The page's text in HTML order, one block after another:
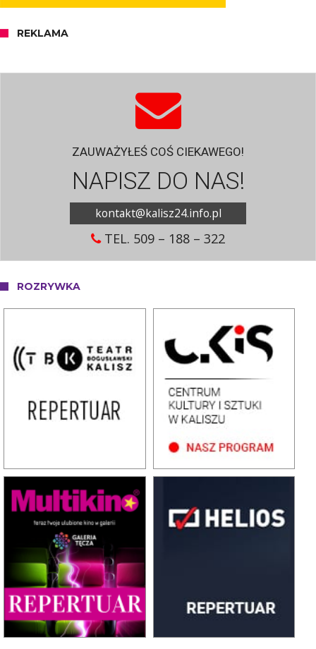
REKLAMA
ZAUWAŻYŁEŚ COŚ CIEKAWEGO!
NAPISZ DO NAS!
kontakt@kalisz24.info.pl
TEL. 509 – 188 – 322
ROZRYWKA